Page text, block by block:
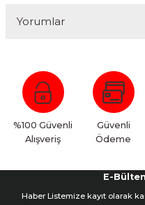
Yorumlar
Bu ürüne ilk
%100 Güvenli
Alışveriş
Güvenli
Ödeme
E-
Haber Listemize kayıt olarak